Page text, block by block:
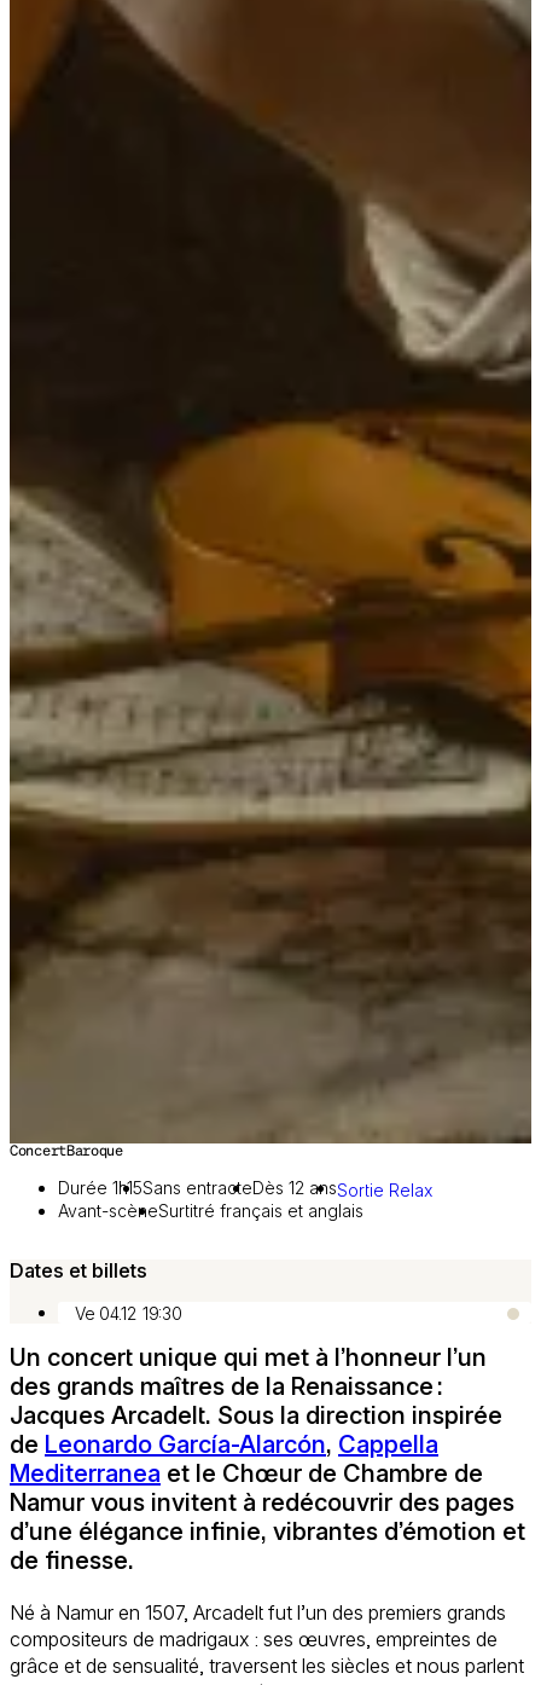
Image 1 sur 3
ConcertBaroque
Durée 1h15Sans entracteDès 12 ansSortie Relax
Avant-scèneSurtitré français et anglais
Dates et billets
Ve 04.12 19:30
Un concert unique qui met à l’honneur l’un
des grands maîtres de la Renaissance :
Jacques Arcadelt. Sous la direction inspirée
de Leonardo García-Alarcón, Cappella
Mediterranea et le Chœur de Chambre de
Namur vous invitent à redécouvrir des pages
d’une élégance infinie, vibrantes d’émotion et
de finesse.
Né à Namur en 1507, Arcadelt fut l’un des premiers grands
compositeurs de madrigaux : ses œuvres, empreintes de
grâce et de sensualité, traversent les siècles et nous parlent